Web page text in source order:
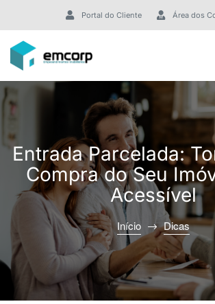
Entrada Parcelada:
Compra do Seu
Acessível
Início Dicas
Portal do Cliente Área dos